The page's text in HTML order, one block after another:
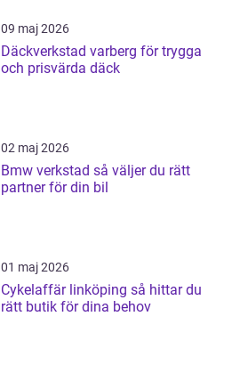
09 maj 2026
Däckverkstad varberg för trygga
och prisvärda däck
02 maj 2026
Bmw verkstad så väljer du rätt
partner för din bil
01 maj 2026
Cykelaffär linköping så hittar du
rätt butik för dina behov